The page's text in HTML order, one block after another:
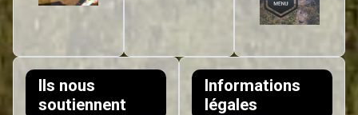
Ils nous
soutiennent
Informations
légales